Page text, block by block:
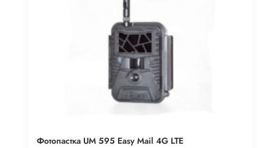
Фотопастка UM 595 Easy Mail 4G LTE